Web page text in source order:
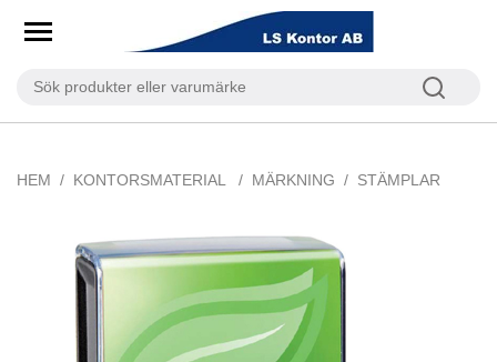
HEM KONTORSMATERIAL MÄRKNING STÄMPLAR